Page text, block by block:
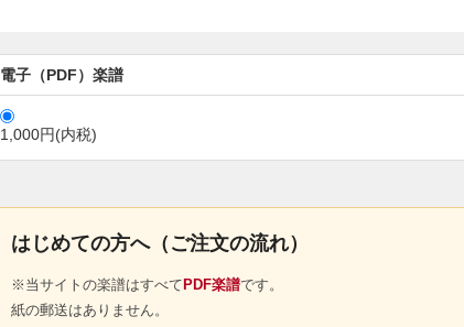
電子（PDF）楽譜
1,000円(内税)
はじめての方へ（ご注文の流れ）
※当サイトの楽譜はすべて PDF楽譜です。
紙の郵送はありません。